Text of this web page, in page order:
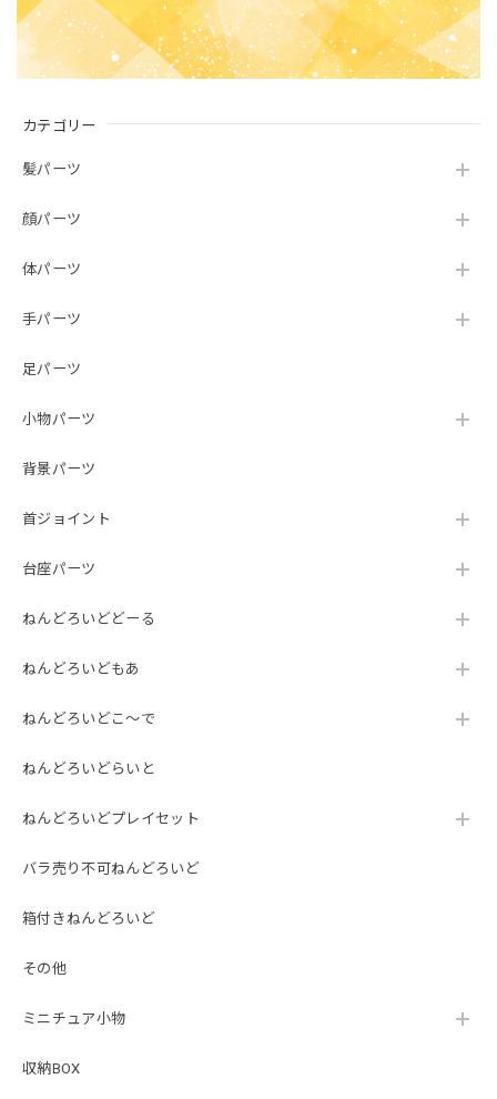
カテゴリー
髪パーツ
顔パーツ
体パーツ
手パーツ
足パーツ
小物パーツ
背景パーツ
首ジョイント
台座パーツ
ねんどろいどどーる
ねんどろいどもあ
ねんどろいどこ～で
ねんどろいどらいと
ねんどろいどプレイセット
バラ売り不可ねんどろいど
箱付きねんどろいど
その他
ミニチュア小物
収納BOX